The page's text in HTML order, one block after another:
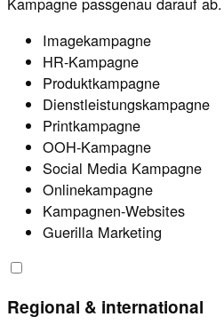
Imagekampagne
HR-Kampagne
Produktkampagne
Dienstleistungskampagne
Printkampagne
OOH-Kampagne
Social Media Kampagne
Onlinekampagne
Kampagnen-Websites
Guerilla Marketing
Regional & international